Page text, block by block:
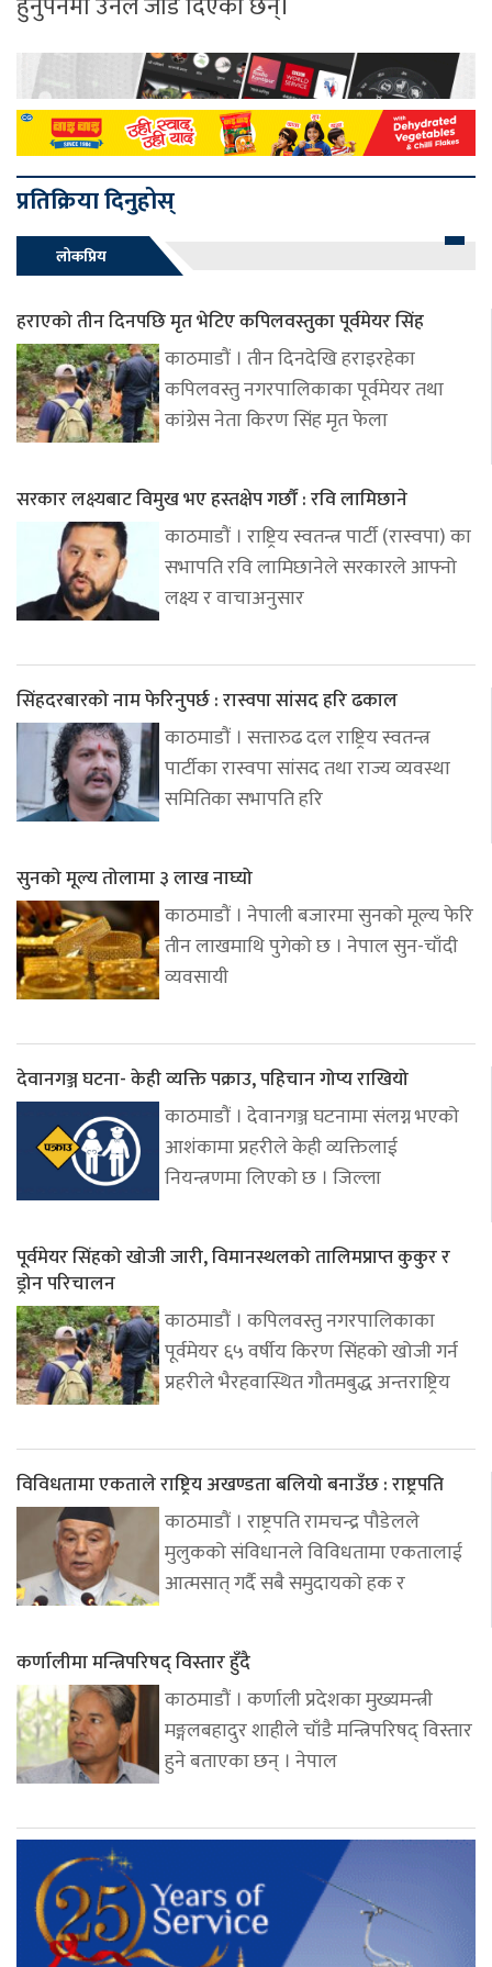
प्रतिक्रिया दिनुहोस्
लोकप्रिय
हराएको तीन दिनपछि मृत भेटिए कपिलवस्तुका पूर्वमेयर सिंह
काठमाडौं । तीन दिनदेखि हराइरहेका
कपिलवस्तु नगरपालिकाका पूर्वमेयर तथा
कांग्रेस नेता किरण सिंह मृत फेला
सरकार लक्ष्यबाट विमुख भए हस्तक्षेप गर्छौं : रवि लामिछाने
काठमाडौं । राष्ट्रिय स्वतन्त्र पार्टी (रास्वपा) का
सभापति रवि लामिछानेले सरकारले आफ्नो
लक्ष्य र वाचाअनुसार
सिंहदरबारको नाम फेरिनुपर्छ : रास्वपा सांसद हरि ढकाल
काठमाडौं । सत्तारुढ दल राष्ट्रिय स्वतन्त्र
पार्टीका रास्वपा सांसद तथा राज्य व्यवस्था
समितिका सभापति हरि
सुनको मूल्य तोलामा ३ लाख नाघ्यो
काठमाडौं । नेपाली बजारमा सुनको मूल्य फेरि
तीन लाखमाथि पुगेको छ । नेपाल सुन-चाँदी
व्यवसायी
देवानगञ्ज घटना- केही व्यक्ति पक्राउ, पहिचान गोप्य राखियो
काठमाडौं । देवानगञ्ज घटनामा संलग्न भएको
आशंकामा प्रहरीले केही व्यक्तिलाई
नियन्त्रणमा लिएको छ । जिल्ला
पूर्वमेयर सिंहको खोजी जारी, विमानस्थलको तालिमप्राप्त कुकुर र
ड्रोन परिचालन
काठमाडौं । कपिलवस्तु नगरपालिकाका
पूर्वमेयर ६५ वर्षीय किरण सिंहको खोजी गर्न
प्रहरीले भैरहवास्थित गौतमबुद्ध अन्तराष्ट्रिय
विविधतामा एकताले राष्ट्रिय अखण्डता बलियो बनाउँछ : राष्ट्रपति
काठमाडौं । राष्ट्रपति रामचन्द्र पौडेलले
मुलुकको संविधानले विविधतामा एकतालाई
आत्मसात् गर्दै सबै समुदायको हक र
कर्णालीमा मन्त्रिपरिषद् विस्तार हुँदै
काठमाडौं । कर्णाली प्रदेशका मुख्यमन्त्री
मङ्गलबहादुर शाहीले चाँडै मन्त्रिपरिषद् विस्तार
हुने बताएका छन् । नेपाल